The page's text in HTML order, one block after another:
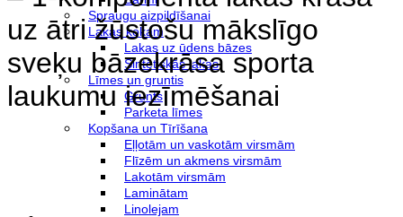
Spraugu aizpildīšanai
Lakas kokam
Lakas uz ūdens bāzes
Sintētiskās lakas
Līmes un gruntis
Grunts
Parketa līmes
Kopšana un Tīrīšana
Eļļotām un vaskotām virsmām
Flīzēm un akmens virsmām
Lakotām virsmām
Laminātam
Linolejam
uz ātri žūstošu mākslīgo
sveķu bāzekrāsa sporta
laukumu iezīmēšanai